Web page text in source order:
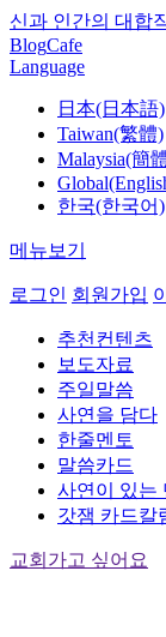
신과 인간의 대합
BlogCafe
Language
日本(日本語)
Taiwan(繁體)
Malaysia(簡
한국(한국어)
메뉴보기
로그인 회원가입
추천컨텐츠
보도자료
주일말씀
사연을 담다
한줄멘토
말씀카드
사연이 있는
갓잼 카드칼
교회가고 싶어요